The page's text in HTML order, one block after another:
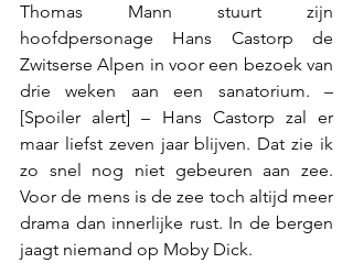
Thomas Mann stuurt zijn
hoofdpersonage Hans Castorp de
Zwitserse Alpen in voor een bezoek van
drie weken aan een sanatorium. –
[Spoiler alert] – Hans Castorp zal er
maar liefst zeven jaar blijven. Dat zie ik
zo snel nog niet gebeuren aan zee.
Voor de mens is de zee toch altijd meer
drama dan innerlijke rust. In de bergen
jaagt niemand op Moby Dick.